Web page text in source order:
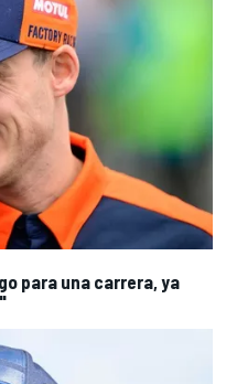
para una carrera, ya